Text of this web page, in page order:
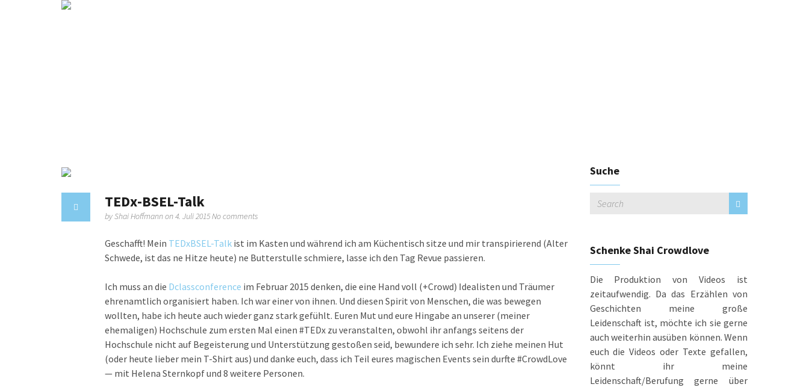
TEDx-BSEL-Talk
byShai Hoffmannon 4. Juli 2015No comments
Geschafft! Mein TEDxBSEL-Talk ist im Kasten und während ich am Küchentisch sitze und mir transpirierend (Alter
Schwede, ist das ne Hitze heute) ne Butterstulle schmiere, lasse ich den Tag Revue passieren.
Ich muss an die Dclassconference im Februar 2015 denken, die eine Hand voll (+Crowd) Idealisten und Träumer
ehrenamtlich organisiert haben. Ich war einer von ihnen. Und diesen Spirit von Menschen, die was bewegen
wollten, habe ich heute auch wieder ganz stark gefühlt. Euren Mut und eure Hingabe an unserer (meiner
ehemaligen) Hochschule zum ersten Mal einen ‪#‎TEDx‬ zu veranstalten, obwohl ihr anfangs seitens der
Hochschule nicht auf Begeisterung und Unterstützung gestoßen seid, bewundere ich sehr. Ich ziehe meinen Hut
(oder heute lieber mein T-Shirt aus) und danke euch, dass ich Teil eures magischen Events sein durfte ‪#‎CrowdLove‬
— mit Helena Sternkopf und 8 weitere Personen.
Suche
Schenke Shai Crowdlove
Die Produktion von Videos ist
zeitaufwendig. Da das Erzählen von
Geschichten meine große
Leidenschaft ist, möchte ich sie gerne
auch weiterhin ausüben können. Wenn
euch die Videos oder Texte gefallen,
könnt ihr meine
Leidenschaft/Berufung gerne über